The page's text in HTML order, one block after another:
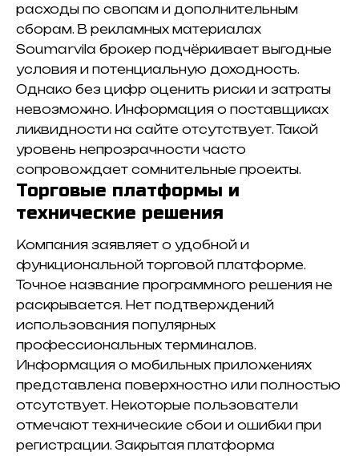
расходы по свопам и дополнительным
сборам. В рекламных материалах
Soumarvila брокер подчёркивает выгодные
условия и потенциальную доходность.
Однако без цифр оценить риски и затраты
невозможно. Информация о поставщиках
ликвидности на сайте отсутствует. Такой
уровень непрозрачности часто
сопровождает сомнительные проекты.
Торговые платформы и
технические решения
Компания заявляет о удобной и
функциональной торговой платформе.
Точное название программного решения не
раскрывается. Нет подтверждений
использования популярных
профессиональных терминалов.
Информация о мобильных приложениях
представлена поверхностно или полностью
отсутствует. Некоторые пользователи
отмечают технические сбои и ошибки при
регистрации. Закрытая платформа